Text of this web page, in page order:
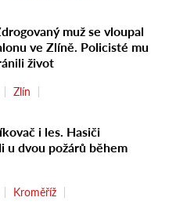
muž se vloupal
ve Zlíně. Policisté mu
život
Zlín
i les. Hasiči
u dvou požárů během
Kroměříž